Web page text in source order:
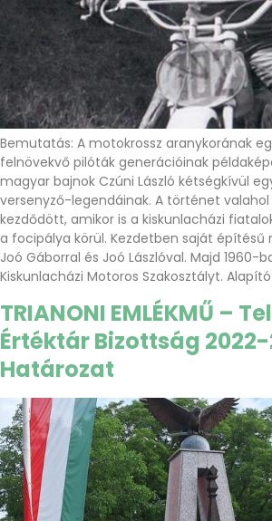
Bemutatás: A motokrossz aranykorának
felnövekvő pilóták generációinak
magyar bajnok Czúni László kétségkívül
versenyző-legendáinak. A történet
kezdődött, amikor is a kiskunlacházi
a focipálya körül. Kezdetben saját építésű
Joó Gáborral és Joó Lászlóval. Majd
Kiskunlacházi Motoros Szakosztályt.
TRIANONI EMLÉKMŰ –
Értéktár Bizottság
Határozat